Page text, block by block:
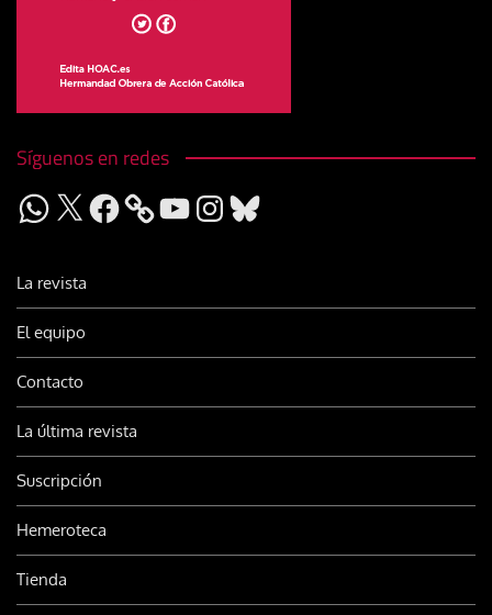
Síguenos en redes
WhatsApp
X Facebook YouTubeInstagram
Bluesky
La revista
El equipo
Contacto
La última revista
Suscripción
Hemeroteca
Tienda